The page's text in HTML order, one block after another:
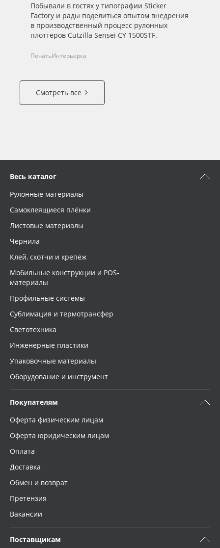
Побывали в гостях у типографии Sticker
Factory и рады поделиться опытом внедрения
в производственный процесс рулонных
плоттеров Cutzilla Sensei CY 1500STF.
ПечатьИнтерьерка
Смотреть все
Весь каталог
Рулонные материалы
Самоклеящиеся плёнки
Листовые материалы
Чернила
Клей, скотчи и крепёж
Мобильные конструкции и POS-
материалы
Профильные системы
Сублимация и термотрансфер
Светотехника
Инженерные пластики
Упаковочные материалы
Оборудование и инструмент
Покупателям
Оферта физическим лицам
Оферта юридическим лицам
Оплата
Доставка
Обмен и возврат
Претензия
Вакансии
Поставщикам